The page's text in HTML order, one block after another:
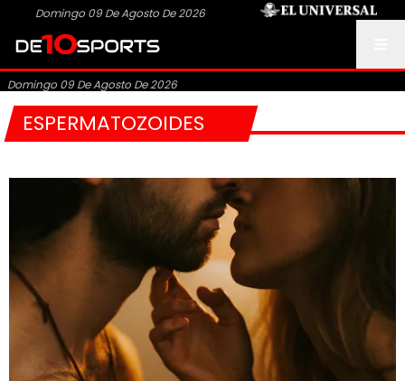
Domingo 09 De Agosto De 2026
Domingo 09 De Agosto De 2026
ESPERMATOZOIDES